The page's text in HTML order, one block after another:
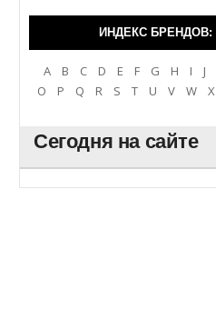
ИНДЕКС БРЕНДОВ:
A B C D E F G H I J
O
P Q R S T U V W X
Сегодня на сайте